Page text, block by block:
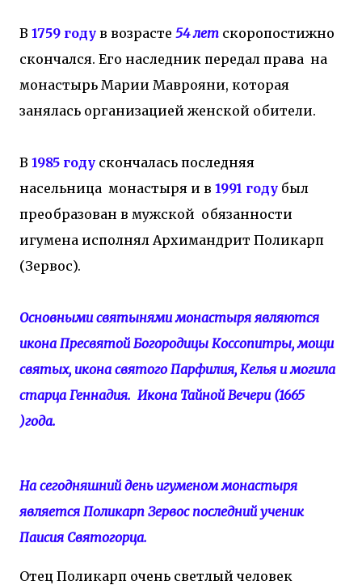
В 1759 году в возрасте 54 лет скоропостижно
скончался. Его наследник передал права на
монастырь Марии Маврояни, которая
занялась организацией женской обители.
В 1985 году скончалась последняя
насельница монастыря и в 1991 году был
преобразован в мужской обязанности
игумена исполнял Архимандрит Поликарп
(Зервос).
Основными святынями монастыря являются
икона Пресвятой Богородицы Коссопитры, мощи
святых, икона святого Парфилия, Келья и могила
старца Геннадия. Икона Тайной Вечери (1665
)года.
На сегодняшний день игуменом монастыря
является Поликарп Зервос последний ученик
Паисия Святогорца.
Отец Поликарп очень светлый человек